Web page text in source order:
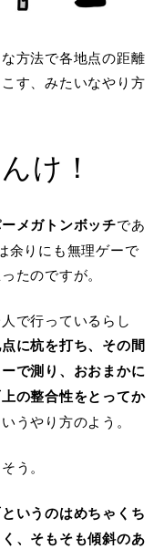
方法で各地点の距離
す、みたいなやり方
け！
メガトンボッチであ
余りにも無理ゲーで
たのですが。
で行っているらし
に杭を打ち、その間
で測り、おおまかに
の整合性をとってか
うやり方のよう。
う。
いうのはめちゃくち
、そもそも傾斜のあ